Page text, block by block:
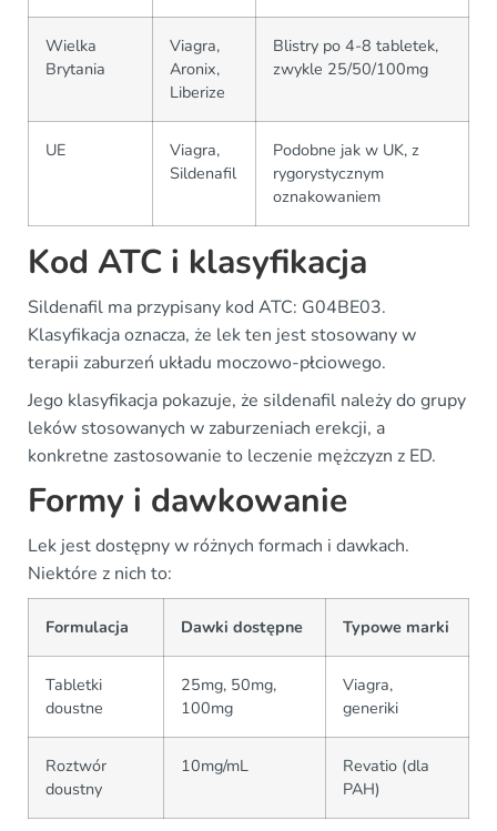
Wielka
Brytania
Viagra,
Aronix,
Liberize
Blistry po 4-8 tabletek,
zwykle 25/50/100mg
UE
Viagra,
Sildenafil
Podobne jak w UK, z
rygorystycznym
oznakowaniem
Kod ATC i klasyfikacja
Sildenafil ma przypisany kod ATC: G04BE03.
Klasyfikacja oznacza, że lek ten jest stosowany w
terapii zaburzeń układu moczowo-płciowego.
Jego klasyfikacja pokazuje, że sildenafil należy do grupy
leków stosowanych w zaburzeniach erekcji, a
konkretne zastosowanie to leczenie mężczyzn z ED.
Formy i dawkowanie
Lek jest dostępny w różnych formach i dawkach.
Niektóre z nich to:
Formulacja Dawki dostępne Typowe marki
Tabletki
doustne
25mg, 50mg,
100mg
Viagra,
generiki
Roztwór
doustny
10mg/mL
Revatio (dla
PAH)